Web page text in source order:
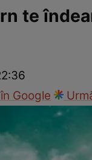
te
Google